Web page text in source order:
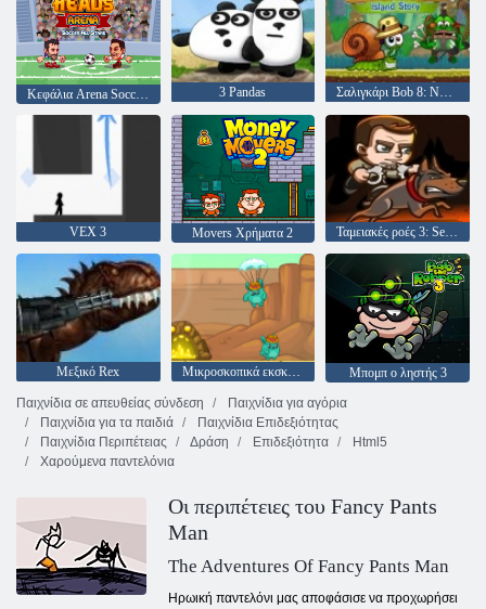
3 Pandas Σαλιγκάρι Bob 8: Νησί ιστορία
VEX 3 Movers Χρήματα 2 Ταμειακές ροές 3: Sentry
Μεξικό Rex Μικροσκοπικά εκσκαφεία
Μπομπ ο ληστής 3
Παιχνίδια σε απευθείας σύνδεση
Παιχνίδια για αγόρια
Παιχνίδια για τα παιδιά
Παιχνίδια Επιδεξιότητας
Παιχνίδια Περιπέτειας
Δράση Επιδεξιότητα
Html5
Χαρούμενα παντελόνια
Οι περιπέτειες του Fancy Pants
Man
The Adventures Of Fancy Pants Man
Ηρωική παντελόνι μας αποφάσισε να προχωρήσει